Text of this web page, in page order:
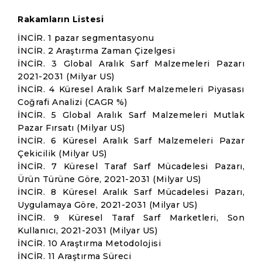
Rakamların Listesi
İNCİR. 1 pazar segmentasyonu
İNCİR. 2 Araştırma Zaman Çizelgesi
İNCİR. 3 Global Aralık Sarf Malzemeleri Pazarı
2021-2031 (Milyar US)
İNCİR. 4 Küresel Aralık Sarf Malzemeleri Piyasası
Coğrafi Analizi (CAGR %)
İNCİR. 5 Global Aralık Sarf Malzemeleri Mutlak
Pazar Fırsatı (Milyar US)
İNCİR. 6 Küresel Aralık Sarf Malzemeleri Pazar
Çekicilik (Milyar US)
İNCİR. 7 Küresel Taraf Sarf Mücadelesi Pazarı,
Ürün Türüne Göre, 2021-2031 (Milyar US)
İNCİR. 8 Küresel Aralık Sarf Mücadelesi Pazarı,
Uygulamaya Göre, 2021-2031 (Milyar US)
İNCİR. 9 Küresel Taraf Sarf Marketleri, Son
Kullanıcı, 2021-2031 (Milyar US)
İNCİR. 10 Araştırma Metodolojisi
İNCİR. 11 Araştırma Süreci